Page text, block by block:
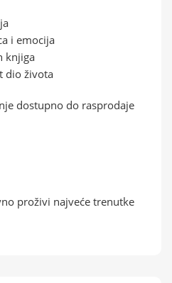
i emocija
knjiga
dio života
dostupno do rasprodaje
proživi najveće trenutke